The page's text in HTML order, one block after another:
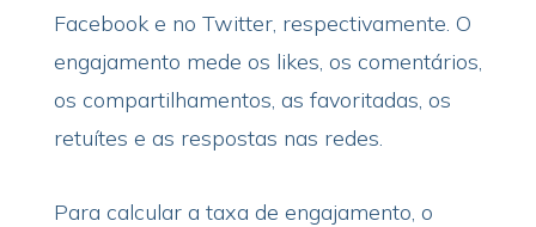
Facebook e no Twitter, respectivamente. O
engajamento mede os likes, os comentários,
os compartilhamentos, as favoritadas, os
retuítes e as respostas nas redes.
Para calcular a taxa de engajamento, o